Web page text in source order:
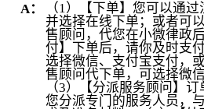
A：
（1）【下单】您可以通过
并选择在线下单；或者可
售顾问，代您在小微律政
付】下单后，请你及时支
选择微信、支付宝支付，
售顾问代下单，可选择微信
（3）【分派服务顾问】
您分派专门的服务人员，